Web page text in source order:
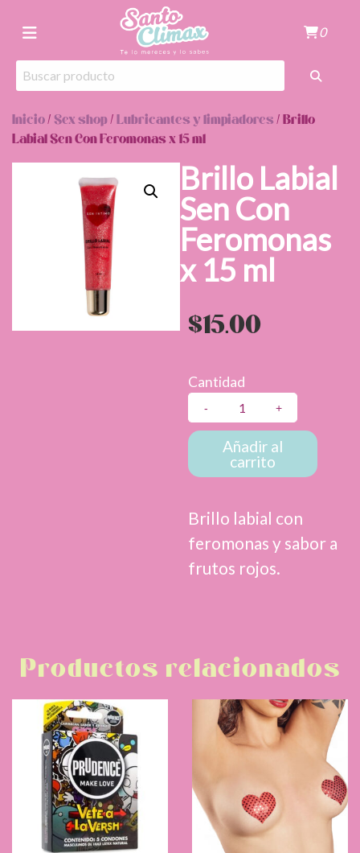
0
Inicio/Sex shop/Lubricantes y limpiadores/ Brillo
Labial Sen Con Feromonas x 15 ml
Brillo Labial
Sen Con
Feromonas
x 15 ml
$15.00
Cantidad
Labial
Sen
15
ml
cantidad
Añadir al
carrito
Brillo labial con
feromonas y sabor a
frutos rojos.
Productos relacionados